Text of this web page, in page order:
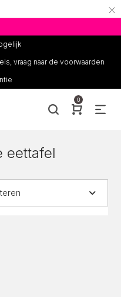
×
vraag naar de voorwaarden
0
eettafel